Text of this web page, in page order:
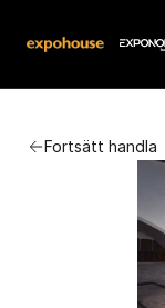
Fortsätt handla